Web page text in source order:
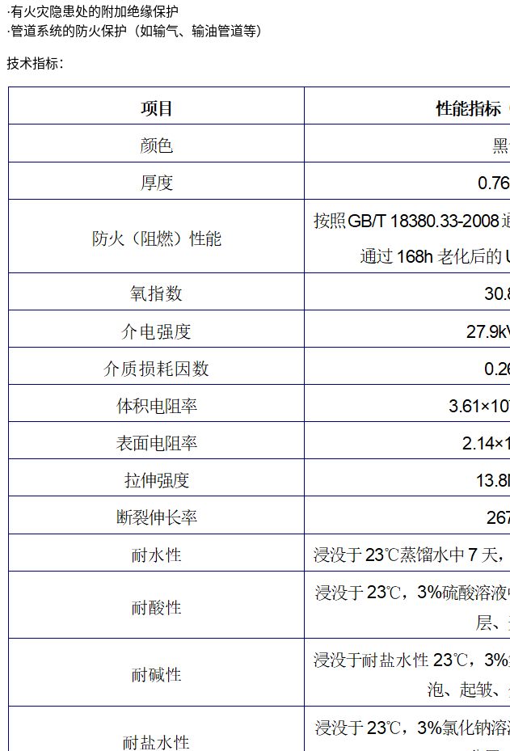
·有火灾隐患处的附加绝缘保护
·管道系统的防火保护（如输气、输油管道等）
技术指标：